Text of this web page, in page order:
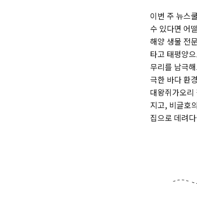
이번 주 뉴스
수 있다면 어
해양 생물 전
타고 태평양
무리를 남극
극한 바다 환
대왕쥐가오
지고, 비글호
집으로 데려